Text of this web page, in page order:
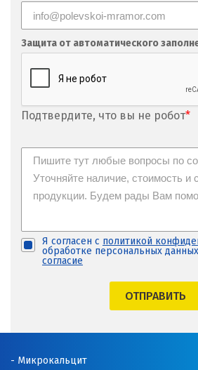
Защита от автоматического
Подтвердите, что вы не робот*
Я согласен с политикой
обработке персональных
согласие
ОТПРАВИТЬ
Микрокальцит